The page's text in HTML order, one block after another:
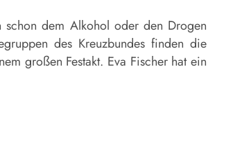
schon dem Alkohol oder den Drogen
des Kreuzbundes finden die
großen Festakt. Eva Fischer hat ein